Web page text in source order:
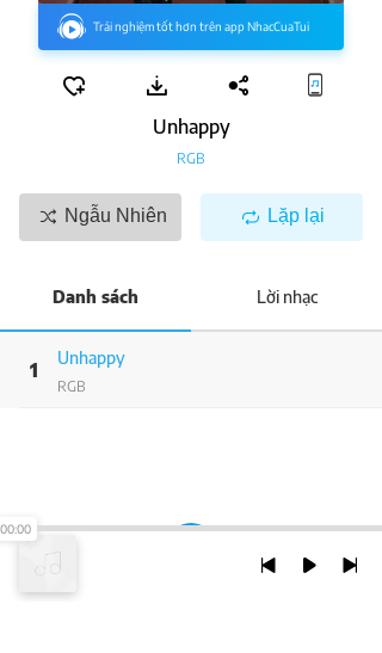
Trải nghiệm tốt hơn trên app NhacCuaTui
Unhappy
RGB
Ngẫu Nhiên Lặp lại
Danh sách Lời nhạc
1
Unhappy
RGB
00:00